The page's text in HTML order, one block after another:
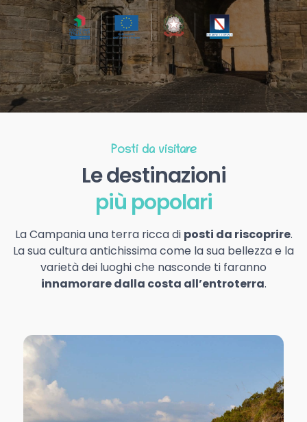
Posti da visitare
Le destinazioni
più popolari
La Campania una terra ricca di posti da riscoprire.
La sua cultura antichissima come la sua bellezza e la
varietà dei luoghi che nasconde ti faranno
innamorare dalla costa all’entroterra.